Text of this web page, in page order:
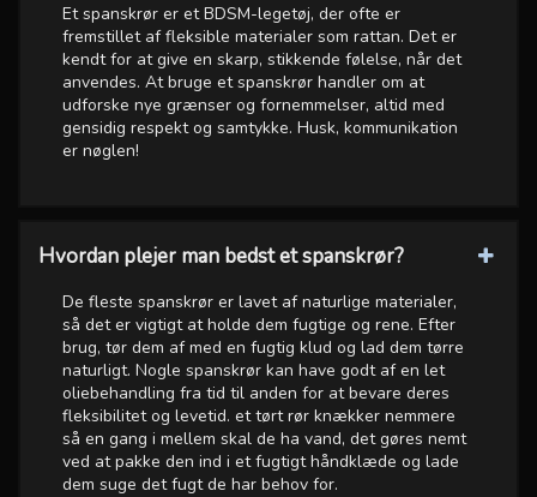
Et spanskrør er et BDSM-legetøj, der ofte er
fremstillet af fleksible materialer som rattan. Det er
kendt for at give en skarp, stikkende følelse, når det
anvendes. At bruge et spanskrør handler om at
udforske nye grænser og fornemmelser, altid med
gensidig respekt og samtykke. Husk, kommunikation
er nøglen!
Hvordan plejer man bedst et spanskrør?
De fleste spanskrør er lavet af naturlige materialer,
så det er vigtigt at holde dem fugtige og rene. Efter
brug, tør dem af med en fugtig klud og lad dem tørre
naturligt. Nogle spanskrør kan have godt af en let
oliebehandling fra tid til anden for at bevare deres
fleksibilitet og levetid. et tørt rør knækker nemmere
så en gang i mellem skal de ha vand, det gøres nemt
ved at pakke den ind i et fugtigt håndklæde og lade
dem suge det fugt de har behov for.